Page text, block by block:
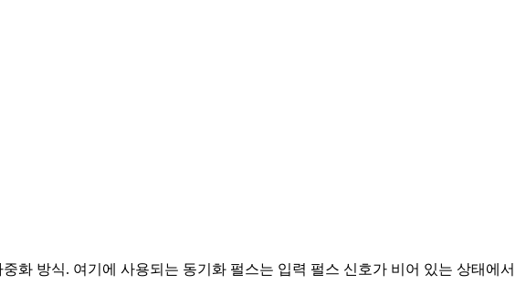
화 방식. 여기에 사용되는 동기화 펄스는 입력 펄스 신호가 비어 있는 상태에서